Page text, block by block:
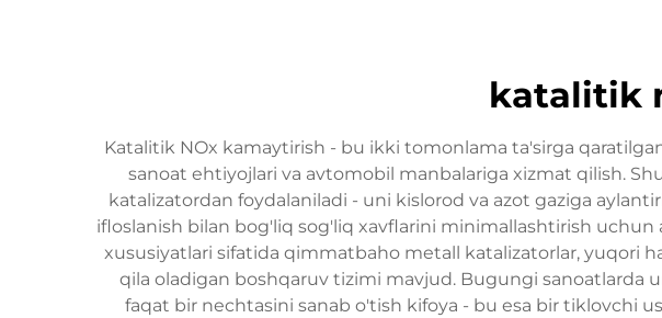
katalitik
Katalitik NOx kamaytirish - bu ikki tomonlama ta'sirga
sanoat ehtiyojlari va avtomobil manbalariga xizmat qilish.
katalizatordan foydalaniladi - uni kislorod va azot gaziga
ifloslanish bilan bog'liq sog'liq xavflarini minimallashtirish
xususiyatlari sifatida qimmatbaho metall katalizatorlar, yuqori
qila oladigan boshqaruv tizimi mavjud. Bugungi sanoatlarda
faqat bir nechtasini sanab o'tish kifoya - bu esa bir tiklovchi